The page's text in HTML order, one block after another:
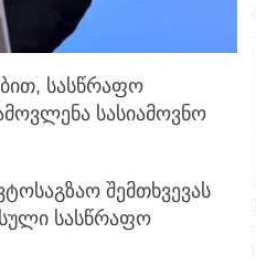
სასწრაფო
სასიამოვნო
შემთხვევას
სასწრაფო